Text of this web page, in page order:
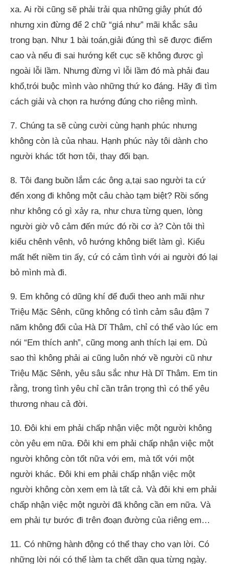
xa. Ai rồi cũng sẽ phải trải qua những giây phút đó
nhưng xin đừng để 2 chữ “giá như” mãi khắc sâu
trong bạn. Như 1 bài toán,giải đúng thì sẽ được điểm
cao và nếu đi sai hướng kết cục sẽ không được gì
ngoài lỗi lầm. Nhưng đừng vì lỗi lầm đó mà phải đau
khổ,trói buộc mình vào những thứ ko đáng. Hãy đi tìm
cách giải và chọn ra hướng đúng cho riêng mình.
7. Chúng ta sẽ cùng cười cùng hạnh phúc nhưng
không còn là của nhau. Hạnh phúc này tôi dành cho
người khác tốt hơn tôi, thay đổi bạn.
8. Tôi đang buồn lắm các ông ạ,tại sao người ta cứ
đến xong đi không một câu chào tạm biệt? Rồi sống
như không có gì xảy ra, như chưa từng quen, lòng
người giờ vô cảm đến mức đó rồi cơ à? Còn tôi thì
kiểu chênh vênh, vô hướng không biết làm gì. Kiểu
mất hết niềm tin ấy, cứ có cảm tình với ai người đó lại
bỏ mình mà đi.
9. Em không có dũng khí để đuổi theo anh mãi như
Triệu Mặc Sênh, cũng không có tình cảm sâu đậm 7
năm không đổi của Hà Dĩ Thâm, chỉ có thể vào lúc em
nói “Em thích anh”, cũng mong anh thích lại em. Dù
sao thì không phải ai cũng luôn nhớ về người cũ như
Triệu Mặc Sênh, yêu sâu sắc như Hà Dĩ Thâm. Em tin
rằng, trong tình yêu chỉ cần trân trọng thì có thể yêu
thương nhau cả đời.
10. Đôi khi em phải chấp nhận việc một người không
còn yêu em nữa. Đôi khi em phải chấp nhận việc một
người không còn tốt nữa với em, mà tốt với một
người khác. Đôi khi em phải chấp nhận việc một
người không còn xem em là tất cả. Và đôi khi em phải
chấp nhận việc một người đã không cần em nữa. Và
em phải tự bước đi trên đoạn đường của riêng em…
11. Có những hành động có thể thay cho vạn lời. Có
những lời nói có thể làm ta chết dần qua từng ngày.